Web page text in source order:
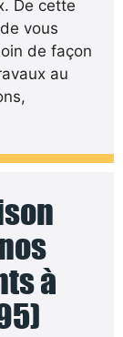
De cette
vous
de façon
au
à